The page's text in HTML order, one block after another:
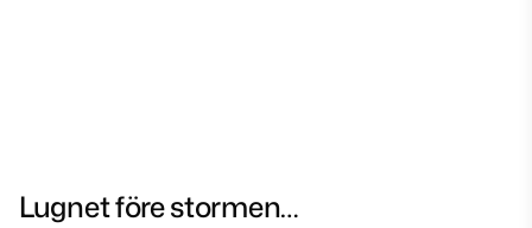
Lugnet före stormen…